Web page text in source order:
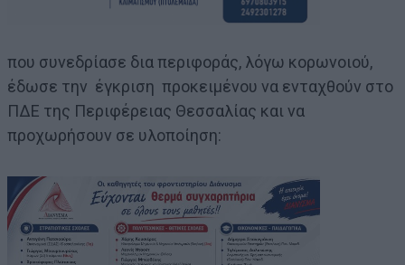
που συνεδρίασε δια περιφοράς, λόγω κορωνοιού,
έδωσε την έγκριση προκειμένου να ενταχθούν στο
ΠΔΕ της Περιφέρειας Θεσσαλίας και να
προχωρήσουν σε υλοποίηση: